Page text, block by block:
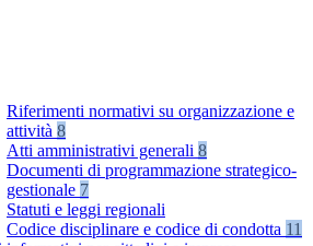
Riferimenti normativi su organizzazione e
attività 8
Atti amministrativi generali 8
Documenti di programmazione strategico-
gestionale 7
Statuti e leggi regionali
Codice disciplinare e codice di condotta 11